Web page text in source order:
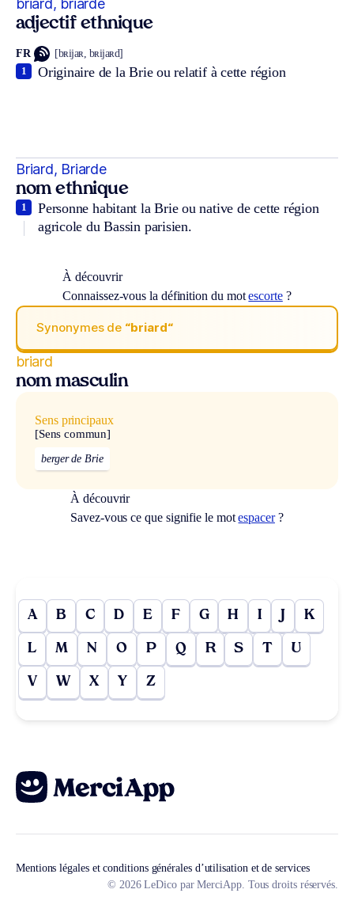
briard, briarde
adjectif ethnique
FR [bʀijaʀ, bʀijaʀd]
Originaire de la Brie ou relatif à cette région
1
Briard, Briarde
nom ethnique
Personne habitant la Brie ou native de cette région
agricole du Bassin parisien.
1
À découvrir
Connaissez-vous la définition du motescorte?
Synonymes de “briard“
briard
nom masculin
Sens principaux
[Sens commun]
berger de Brie
À découvrir
Savez-vous ce que signifie le motespacer?
A B C D E F G H I J K
L M N O P Q R S T U
V W X Y Z
Mentions légales et conditions générales d’utilisation et de services
© 2026 LeDico par MerciApp. Tous droits réservés.